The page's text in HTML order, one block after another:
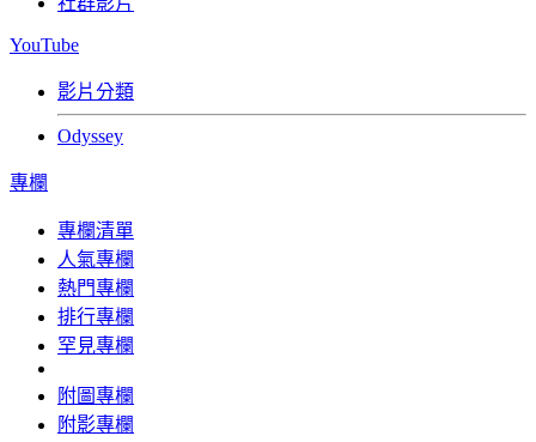
YouTube
影片分類
Odyssey
專欄
專欄清單
人氣專欄
熱門專欄
排行專欄
罕見專欄
附圖專欄
附影專欄